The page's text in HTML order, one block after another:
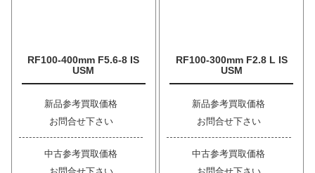
RF100-400mm F5.6-8 IS
USM
新品参考買取価格
お問合せ下さい
中古参考買取価格
RF100-300mm F2.8 L IS
USM
新品参考買取価格
お問合せ下さい
中古参考買取価格